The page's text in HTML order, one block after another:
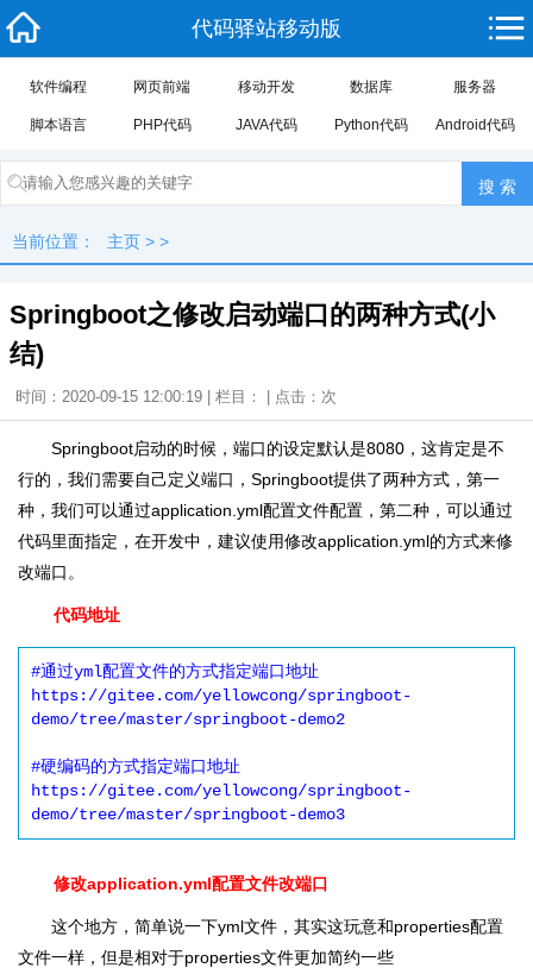
代码驿站移动版
软件编程 网页前端 移动开发 数据库 服务器
脚本语言 PHP代码 JAVA代码 Python代码 Android代码
当前位置： 主页 > >
Springboot之修改启动端口的两种方式(小
结)
时间：2020-09-15 12:00:19 | 栏目： | 点击： 次
Springboot启动的时候，端口的设定默认是8080，这肯定是不
行的，我们需要自己定义端口，Springboot提供了两种方式，第一
种，我们可以通过application.yml配置文件配置，第二种，可以通过
代码里面指定，在开发中，建议使用修改application.yml的方式来修
改端口。
代码地址
#通过yml配置文件的方式指定端口地址
https://gitee.com/yellowcong/springboot-
demo/tree/master/springboot-demo2
#硬编码的方式指定端口地址
https://gitee.com/yellowcong/springboot-
demo/tree/master/springboot-demo3
修改application.yml配置文件改端口
这个地方，简单说一下yml文件，其实这玩意和properties配置
文件一样，但是相对于properties文件更加简约一些